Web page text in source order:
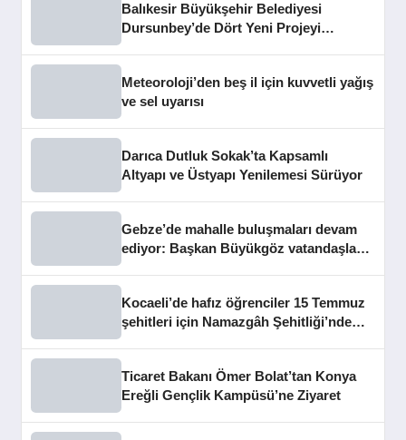
Balıkesir Büyükşehir Belediyesi
Dursunbey’de Dört Yeni Projeyi
Meteoroloji’den beş il için kuvvetli yağış
ve sel uyarısı
Darıca Dutluk Sokak’ta Kapsamlı
Altyapı ve Üstyapı Yenilemesi Sürüyor
Gebze’de mahalle buluşmaları devam
ediyor: Başkan Büyükgöz vatandaşları
Kocaeli’de hafız öğrenciler 15 Temmuz
şehitleri için Namazgâh Şehitliği’nde
Ticaret Bakanı Ömer Bolat’tan Konya
Ereğli Gençlik Kampüsü’ne Ziyaret